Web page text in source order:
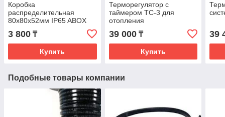
Коробка
распределительная
80х80х52мм IP65 ABOX
3 800 ₸
Купить
Терморегулятор с
таймером ТС-3 для
отопления
39 000₸
Купить
39
Подобные товары компании